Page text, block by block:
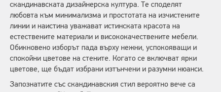
скандинавската дизайнерска култура. Те споделят
любовта към минимализма и простотата на изчистените
линии и наистина уважават истинската красота на
естествените материали и висококачествените мебели.
Обикновено изборът пада върху нежни, успокояващи и
спокойни цветове на стените. Когато се включват ярки
цветове, ще бъдат избрани изтънчени и разумни нюанси.
Запознатите със скандинавския стил вероятно вече са